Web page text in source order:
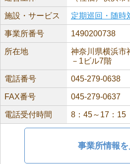
施設・サービス 定期巡回・随時
事業所番号 1490200738
所在地
神奈川県横浜
－1ビル7階
電話番号 045-279-0638
FAX番号 045-279-0637
電話受付時間 8：45～17：15
事業所情報を